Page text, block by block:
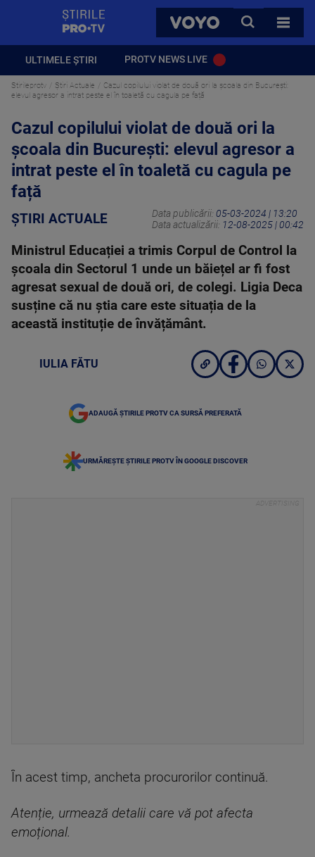
VOYO
CAUTA
TOATE
ULTIMELE ȘTIRI PROTV NEWS LIVE
Stirileprotv Știri Actuale
Cazul copilului violat de două ori la școala din București:
elevul agresor a intrat peste el în toaletă cu cagula pe față
Cazul copilului violat de două ori la
școala din București: elevul agresor a
intrat peste el în toaletă cu cagula pe
față
ȘTIRI ACTUALE Data publicării: 05-03-2024 | 13:20
Data actualizării: 12-08-2025 | 00:42
Ministrul Educației a trimis Corpul de Control la
școala din Sectorul 1 unde un băiețel ar fi fost
agresat sexual de două ori, de colegi. Ligia Deca
susține că nu știa care este situația de la
această instituție de învățământ.
IULIA FĂTU
ADAUGĂ ȘTIRILE PROTV CA SURSĂ PREFERATĂ
URMĂREȘTE ȘTIRILE PROTV ÎN GOOGLE DISCOVER
În acest timp, ancheta procurorilor continuă.
Atenție, urmează detalii care vă pot afecta
emoțional.